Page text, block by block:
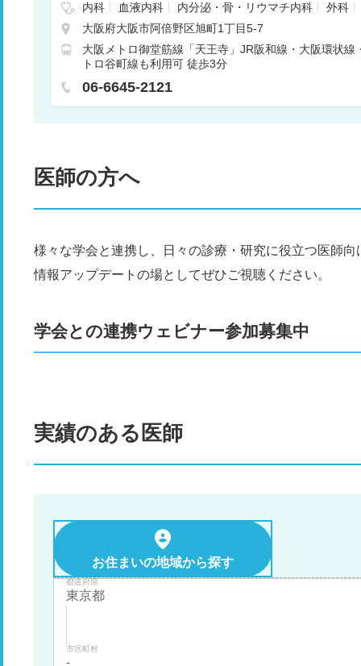
内科 血液内科 内分泌・骨・リウマチ内科
外科
脳神経外科
呼吸器外科 消化器外科
児科
小児外科 整形外科 形成外科
眼科
耳鼻咽喉科 リハビリテーション科
放射線科
麻酔科
乳腺外科 呼吸器内科
大阪府大阪市阿倍野区旭町1丁目5-7
大阪メトロ御堂筋線「天王寺」JR阪和線・大阪環状線
トロ谷町線も利用可 徒歩3分
06-6645-2121
医師の方へ
様々な学会と連携し、日々の診療・研究に役立つ医師
情報アップデートの場としてぜひご視聴ください。
学会との連携ウェビナー参加募集中
実績のある医師
お住まいの地域から探す
都道府県
市区町村